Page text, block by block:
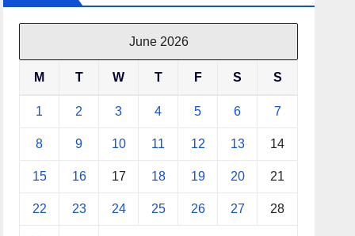
June 2026
M T W T F S S
1 2 3 4 5 6 7
8 9 10 11 12 13 14
15 16 17 18 19 20 21
22 23 24 25 26 27 28